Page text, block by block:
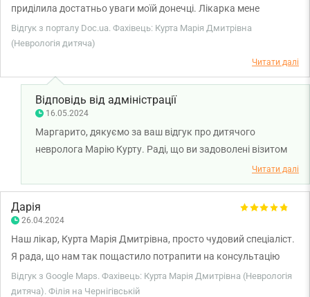
приділила достатньо уваги моїй донечці. Лікарка мене
заспокоїла в деяких питаннях, дала рекомендації та поради.
Ми дуже задоволені візитом.
Відгук з порталу Doc.ua. Фахівець: Курта Марія Дмитрівна
(Неврологія дитяча)
Читати далі
Відповідь від адміністрації
16.05.2024
Маргарито, дякуємо за ваш відгук про дитячого
невролога Марію Курту. Раді, що ви задоволені візитом
Читати далі
Дарія
26.04.2024
Наш лікар, Курта Марія Дмитрівна, просто чудовий спеціаліст.
Я рада, що нам так пощастило потрапити на консультацію
саме до неї. Медицина — це область, в якій не дивлячись на
доказовість, все ще є багато субʼєктивного. Після залякувань і
Відгук з Google Maps. Фахівець: Курта Марія Дмитрівна (Неврологія
дитяча). Філія на Чернігівській